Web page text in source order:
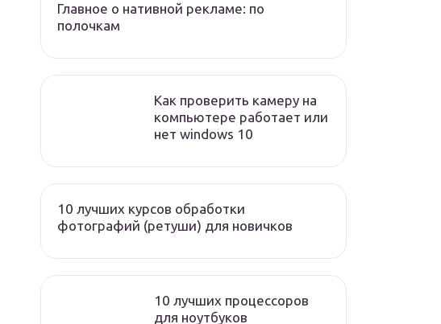
Главное о нативной рекламе: по
полочкам
Как проверить камеру на
компьютере работает или
нет windows 10
10 лучших курсов обработки
фотографий (ретуши) для новичков
10 лучших процессоров
для ноутбуков